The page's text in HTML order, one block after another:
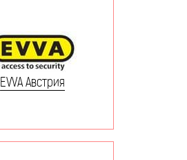
EVVA Австрия